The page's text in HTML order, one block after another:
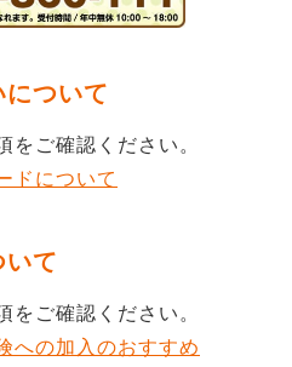
ついて
をご確認ください。
ドについて
て
をご確認ください。
への加入のおすすめ